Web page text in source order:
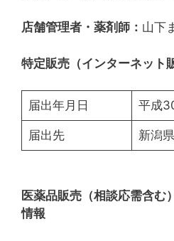
店舗管理者・薬剤師： 山下
特定販売（インターネット
届出年月日 平成
届出先 新潟
医薬品販売（相談応需含む
情報